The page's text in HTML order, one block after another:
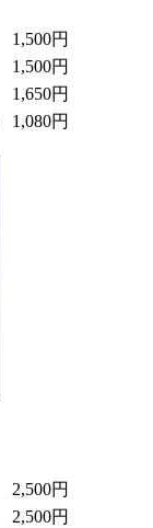
1,500円
1,500円
1,650円
1,080円
2,500円
2,500円